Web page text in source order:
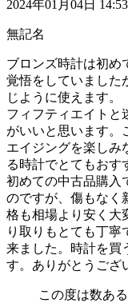
2024年01月04日 14:53
無記名
ブロンズ時計は初め
覚悟をしていました
じように使えます。
フィフティエイトと
がいいと思います。
エイジングを楽しみ
る時計でとてもおす
初めての中古品購入
のですが、傷もなく
格も相場より安く大
り取りもとても丁寧
来ました。時計を買
す。ありがとうござ
この度は数あ